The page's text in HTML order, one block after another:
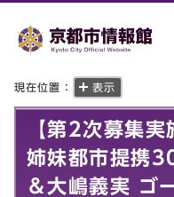
現在位置： 表示
【第2次募集
姉妹都市提携
＆大嶋義実 ゴ